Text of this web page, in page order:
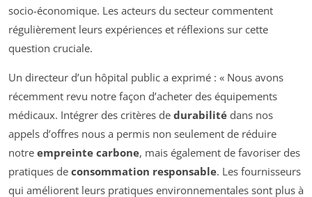
socio-économique. Les acteurs du secteur commentent
régulièrement leurs expériences et réflexions sur cette
question cruciale.
Un directeur d’un hôpital public a exprimé : « Nous avons
récemment revu notre façon d’acheter des équipements
médicaux. Intégrer des critères de durabilité dans nos
appels d’offres nous a permis non seulement de réduire
notre empreinte carbone, mais également de favoriser des
pratiques de consommation responsable. Les fournisseurs
qui améliorent leurs pratiques environnementales sont plus à